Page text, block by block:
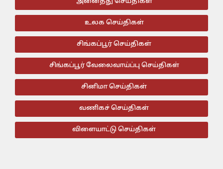
உலக செய்திகள்
சிங்கப்பூர் செய்திகள்
சிங்கப்பூர் வேலைவாய்ப்பு செய்திகள்
சினிமா செய்திகள்
வணிகச் செய்திகள்
விளையாட்டு செய்திகள்